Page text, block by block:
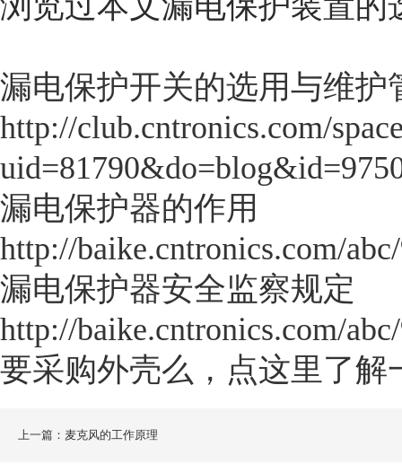
漏电保护开关的选用与维护
http://club.cntronics.com/
漏电保护器的作用
http://baike.cntronics.com/
漏电保护器安全监察规定
http://baike.cntronics.com/
要采购外壳么，点这里了解
上一篇：麦克风的工作原理